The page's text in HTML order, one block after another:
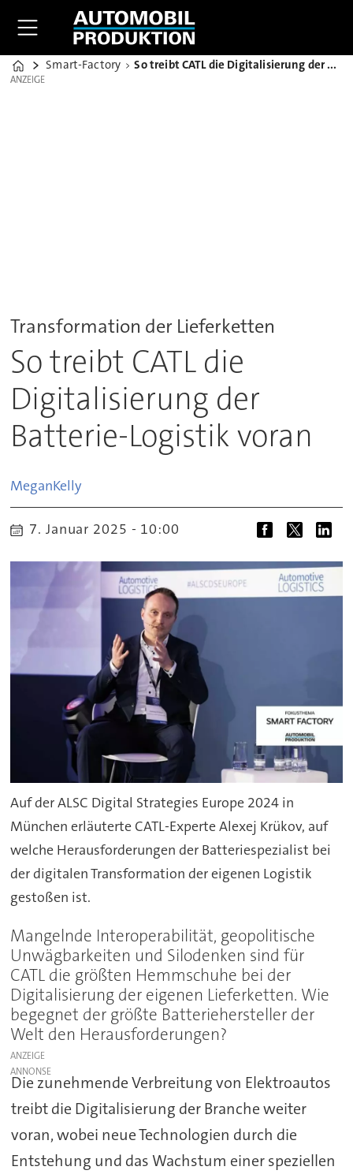
Home
Smart-Factory So treibt CATL die Digitalisierung der Batterie-Logistik voran
ANZEIGE
ANZEIGE
Transformation der Lieferketten
So treibt CATL die
Digitalisierung der
Batterie-Logistik voran
MeganKelly
7. Januar 2025 - 10:00
Auf der ALSC Digital Strategies Europe 2024 in
München erläuterte CATL-Experte Alexej Krükov, auf
welche Herausforderungen der Batteriespezialist bei
der digitalen Transformation der eigenen Logistik
gestoßen ist.
Mangelnde Interoperabilität, geopolitische
Unwägbarkeiten und Silodenken sind für
CATL die größten Hemmschuhe bei der
Digitalisierung der eigenen Lieferketten. Wie
begegnet der größte Batteriehersteller der
Welt den Herausforderungen?
ANZEIGE
Die zunehmende Verbreitung von Elektroautos
treibt die Digitalisierung der Branche weiter
voran, wobei neue Technologien durch die
Entstehung und das Wachstum einer speziellen